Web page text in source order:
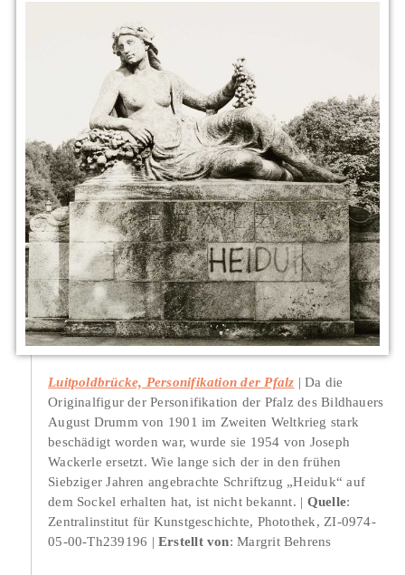
Luitpoldbrücke, Personifikation der Pfalz
Da die
Originalfigur der Personifikation der Pfalz des Bildhauers
August Drumm von 1901 im Zweiten Weltkrieg stark
beschädigt worden war, wurde sie 1954 von Joseph
Wackerle ersetzt. Wie lange sich der in den frühen
Siebziger Jahren angebrachte Schriftzug „Heiduk“ auf
dem Sockel erhalten hat, ist nicht bekannt.
Quelle:
Zentralinstitut für Kunstgeschichte, Photothek, ZI-0974-
05-00-Th239196
Erstellt von: Margrit Behrens